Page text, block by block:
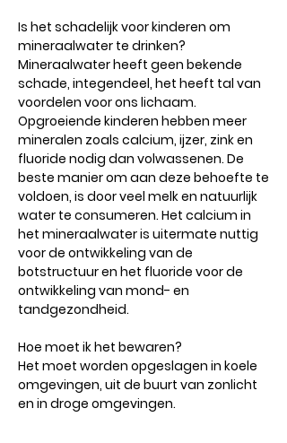
Is het schadelijk voor kinderen om
mineraalwater te drinken?
Mineraalwater heeft geen bekende
schade, integendeel, het heeft tal van
voordelen voor ons lichaam.
Opgroeiende kinderen hebben meer
mineralen zoals calcium, ijzer, zink en
fluoride nodig dan volwassenen. De
beste manier om aan deze behoefte te
voldoen, is door veel melk en natuurlijk
water te consumeren. Het calcium in
het mineraalwater is uitermate nuttig
voor de ontwikkeling van de
botstructuur en het fluoride voor de
ontwikkeling van mond- en
tandgezondheid.
Hoe moet ik het bewaren?
Het moet worden opgeslagen in koele
omgevingen, uit de buurt van zonlicht
en in droge omgevingen.